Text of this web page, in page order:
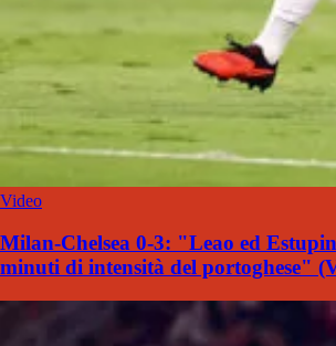
Video
Milan-Chelsea 0-3: "Leao ed
minuti di intensità del portoghese"